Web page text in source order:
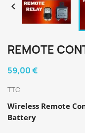

REMOTE
59,00 €
TTC
Wireless Remote
Battery